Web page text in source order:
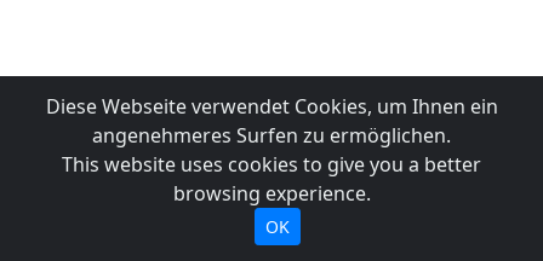
Diese Webseite verwendet Cookies, um Ihnen ein
angenehmeres Surfen zu ermöglichen.
This website uses cookies to give you a better
browsing experience.
OK